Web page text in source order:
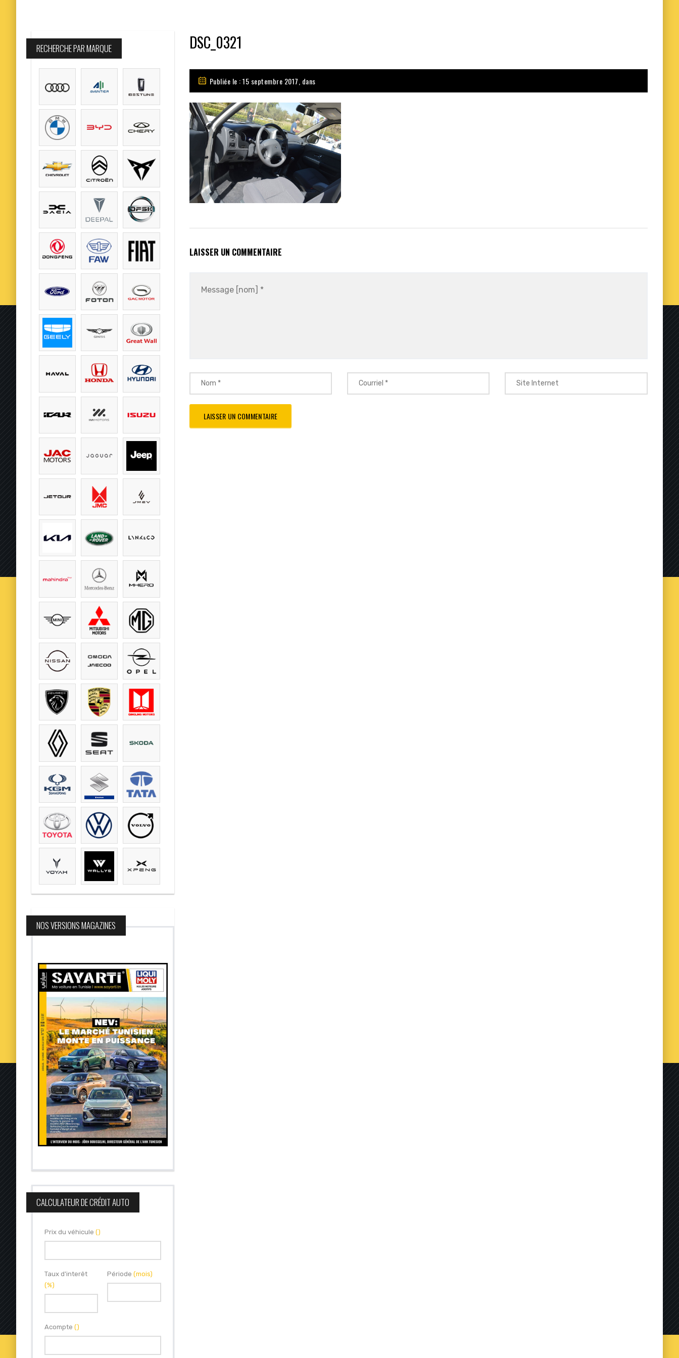
DSC_0321
Publiée le : 15 septembre 2017, dans
LAISSER UN COMMENTAIRE
RECHERCHE PAR MARQUE
NOS VERSIONS MAGAZINES
CALCULATEUR DE CRÉDIT AUTO
Prix du véhicule ()
Taux d'interêt
(%)
Période(mois)
Acompte ()